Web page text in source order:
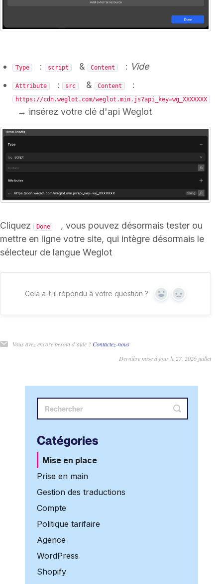
Type : script & Content : Vide
Attribute : src & Content :
https://cdn.weglot.com/weglot.min.js?api_key=wg_XXXXXXX
→ insérez votre clé d'api Weglot
Cliquez Done
, vous pouvez désormais tester ou
mettre en ligne votre site, qui intègre désormais le
sélecteur de langue Weglot
Cela a-t-il répondu à votre question ? Oui Non
Vous avez encore besoin d’aide ?Contactez-nous
Dernière mise à jour le 27, 2026 juillet
Catégories
Mise en place
Prise en main
Gestion des traductions
Compte
Politique tarifaire
Agence
WordPress
Shopify